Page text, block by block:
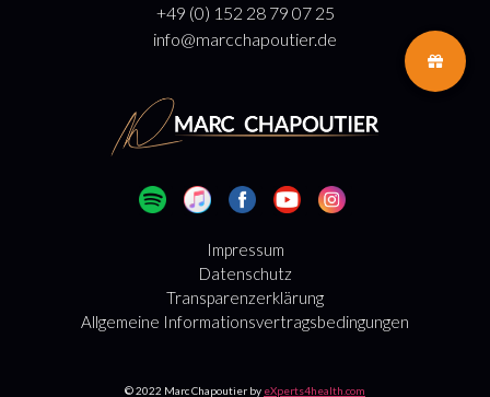
+49 (0) 152 28 79 07 25
info@marcchapoutier.de
Impressum
Datenschutz
Transparenzerklärung
Allgemeine Informationsvertragsbedingungen
© 2022 Marc Chapoutier by eXperts4health.com